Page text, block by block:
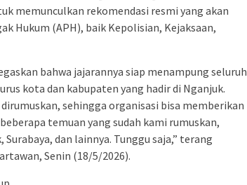
memunculkan rekomendasi resmi yang akan
Hukum (APH), baik Kepolisian, Kejaksaan,
bahwa jajarannya siap menampung seluruh
kota dan kabupaten yang hadir di Nganjuk.
sehingga organisasi bisa memberikan
temuan yang sudah kami rumuskan,
dan lainnya. Tunggu saja,” terang
Senin (18/5/2026).